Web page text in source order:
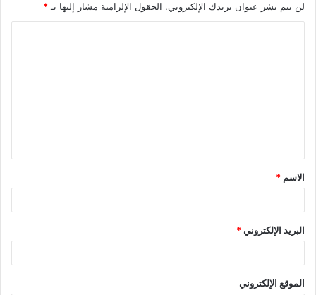
لن يتم نشر عنوان بريدك الإلكتروني. الحقول الإلزامية مشار إليها بـ*
ق
*
الاسم *
البريد الإلكتروني*
الموقع الإلكتروني